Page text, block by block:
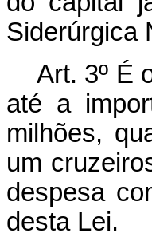
Siderúrgica
Art. 3º É
até a
milhões,
um
despesa
desta Lei.